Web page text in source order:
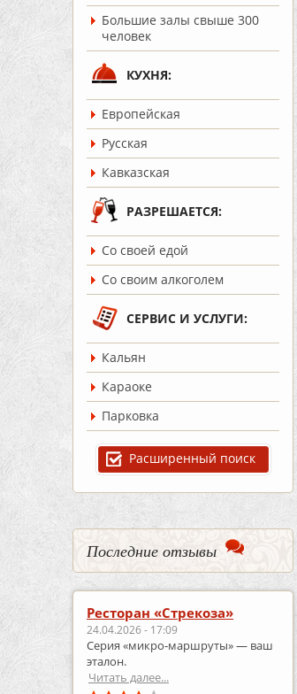
Большие залы свыше 300
человек
КУХНЯ:
Европейская
Русская
Кавказская
РАЗРЕШАЕТСЯ:
Со своей едой
Со своим алкоголем
СЕРВИС И УСЛУГИ:
Кальян
Караоке
Парковка
Расширенный поиск
Последние отзывы
Ресторан «Стрекоза»
24.04.2026 - 17:09
Серия «микро‑маршруты» — ваш
эталон.
Читать далее...